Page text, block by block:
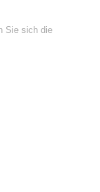
Sie sich die